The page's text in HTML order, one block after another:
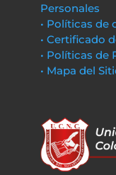
Personales
• Políticas de
• Certificado
• Políticas de
• Mapa del